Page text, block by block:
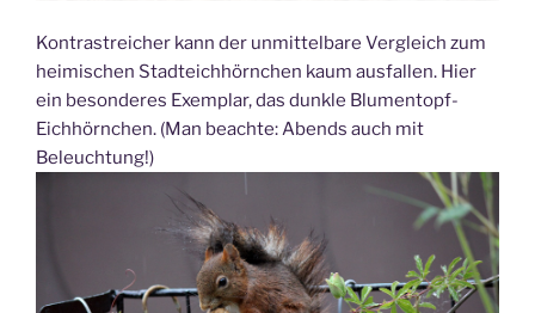
Kontrastreicher kann der unmittelbare Vergleich zum
heimischen Stadteichhörnchen kaum ausfallen. Hier
ein besonderes Exemplar, das dunkle Blumentopf-
Eichhörnchen. (Man beachte: Abends auch mit
Beleuchtung!)